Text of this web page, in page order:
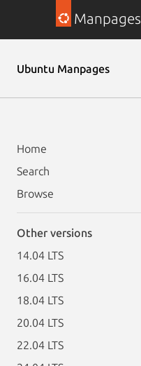
Manpages
Ubuntu Manpages
Home
Search
Browse
Other versions
14.04 LTS
16.04 LTS
18.04 LTS
20.04 LTS
22.04 LTS